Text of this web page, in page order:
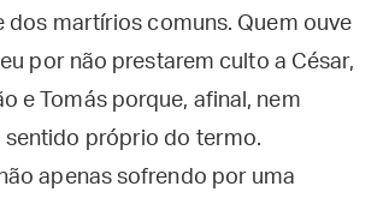
martírios comuns. Quem ouve
por não prestarem culto a César,
e Tomás porque, afinal, nem
sentido próprio do termo.
apenas sofrendo por uma